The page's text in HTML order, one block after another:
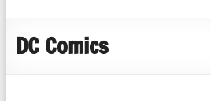
reviews
DC Comics